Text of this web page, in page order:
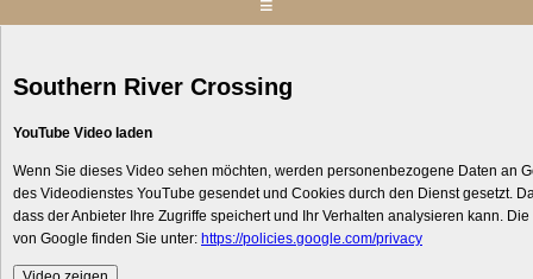
Referenzen
In Planung / Im Bau - NEU
Aktuelles
Southern River Crossing
YouTube Video laden
Wenn Sie dieses Video sehen möchten, werden personenbezogene Daten an
des Videodienstes YouTube gesendet und Cookies durch den Dienst gesetzt.
dass der Anbieter Ihre Zugriffe speichert und Ihr Verhalten analysieren kann.
von Google finden Sie unter: https://policies.google.com/privacy